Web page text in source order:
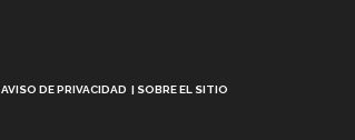
AVISO DE PRIVACIDAD SOBRE EL SITIO